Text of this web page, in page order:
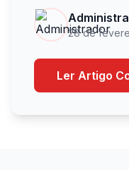
28 de
Ler Artigo